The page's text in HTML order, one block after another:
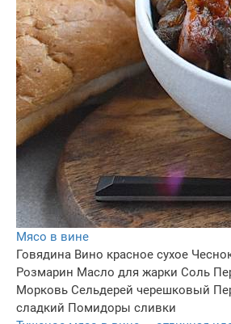
Мясо в вине
Говядина Вино красное сухое
Розмарин Масло для жарки Соль
Морковь Сельдерей черешковый
сладкий Помидоры сливки